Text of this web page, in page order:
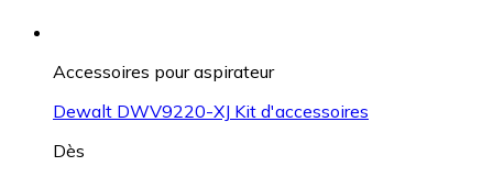
Accessoires pour aspirateur
Dewalt DWV9220-XJ Kit d'accessoires
Dès